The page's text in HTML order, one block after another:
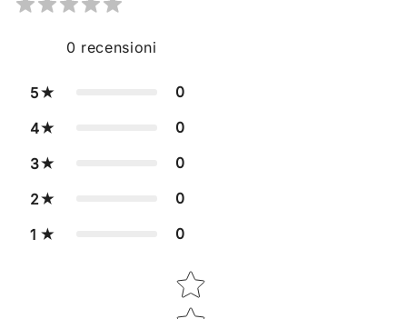
0 recensioni
5 0
4 0
3 0
2 0
1 0
Star rating